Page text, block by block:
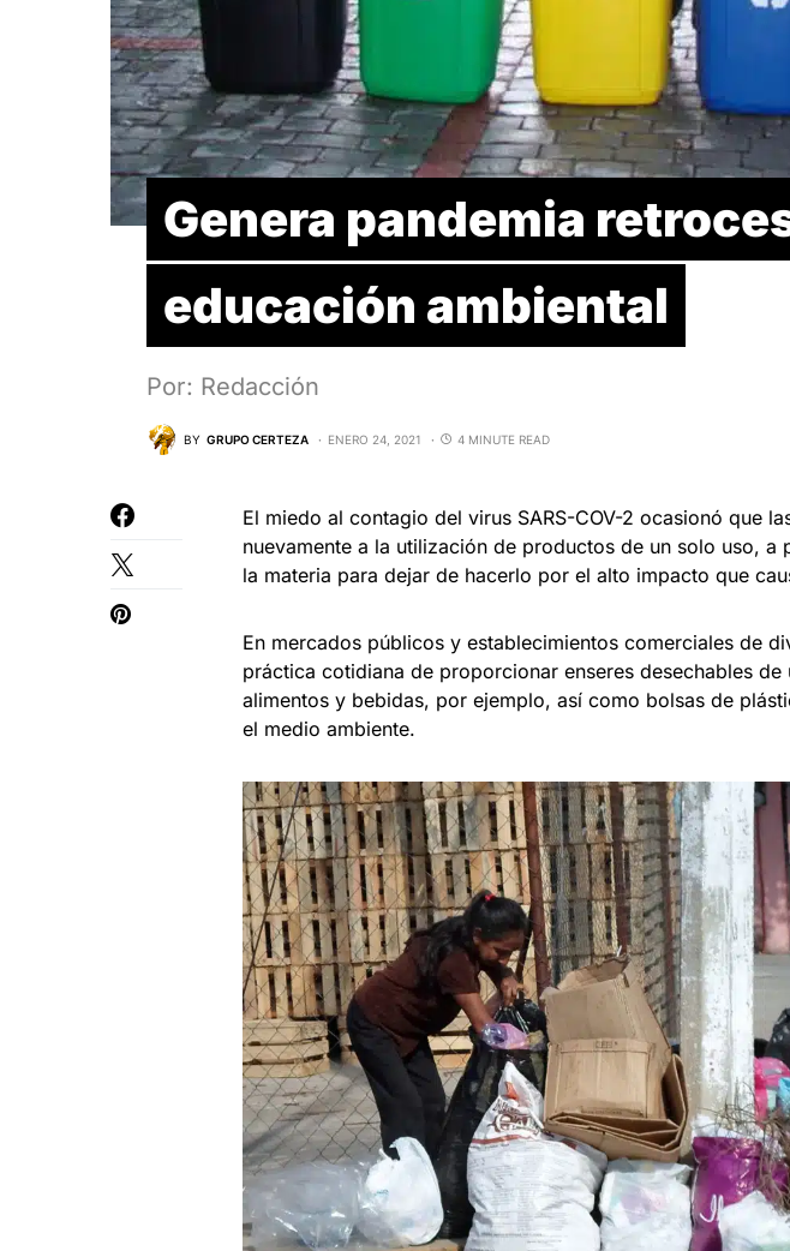
Genera pandemia
educación ambiental
Por: Redacción
BY GRUPO CERTEZA ENERO 24, 2021 4 MINUTE READ
El miedo al contagio del virus SARS-COV-2 ocasionó que
nuevamente a la utilización de productos de un solo uso, a
la materia para dejar de hacerlo por el alto impacto que
En mercados públicos y establecimientos comerciales de
práctica cotidiana de proporcionar enseres desechables de
alimentos y bebidas, por ejemplo, así como bolsas de
el medio ambiente.